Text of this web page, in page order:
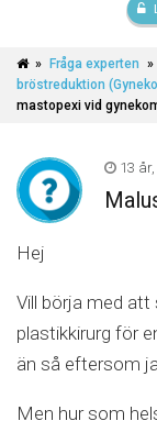
» Fråga experten »
bröstreduktion
mastopexi vid
13
Hej
Vill börja med att
plastikkirurg för
än så eftersom
Men hur som